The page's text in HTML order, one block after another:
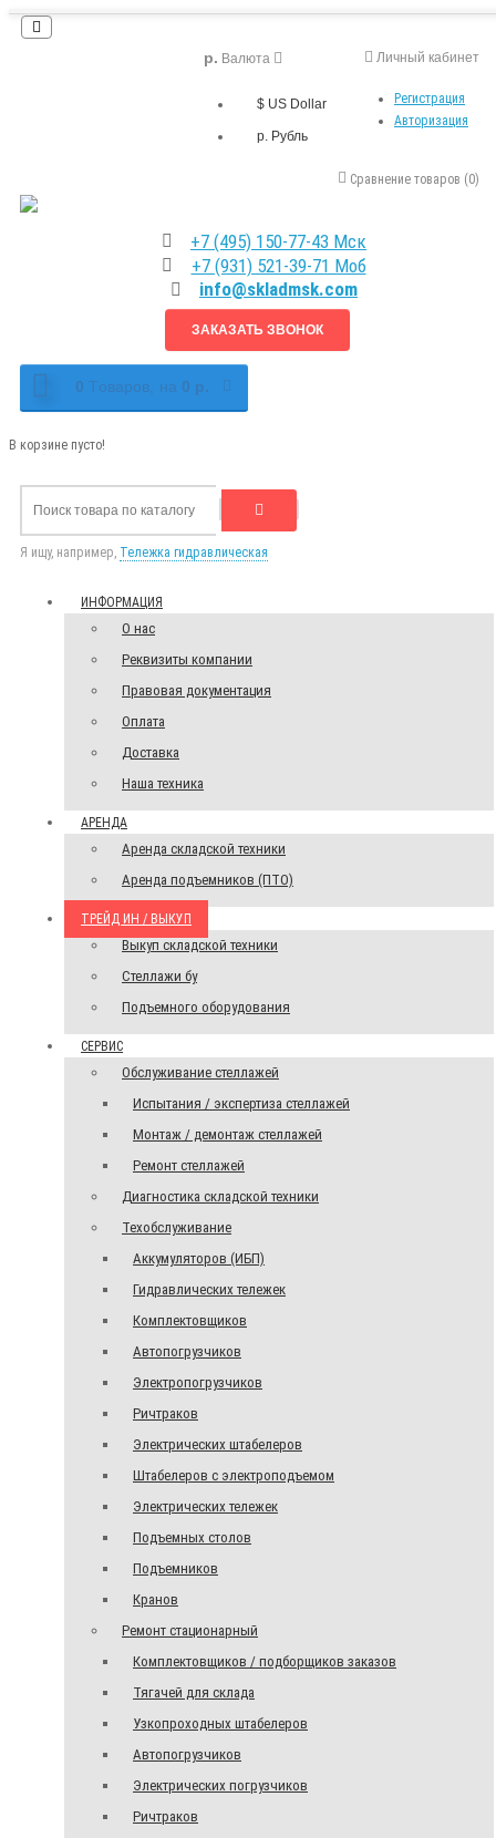
Личный кабинет
Регистрация
Авторизация
р. Валюта
$ US Dollar
р. Рубль
Сравнение товаров (0)
+7 (495) 150-77-43 Мск
+7 (931) 521-39-71 Моб
info@skladmsk.com
ЗАКАЗАТЬ ЗВОНОК
0 Tоваров, на 0 р.
В корзине пусто!
Я ищу, например, Тележка гидравлическая
ИНФОРМАЦИЯ
О нас
Реквизиты компании
Правовая документация
Оплата
Доставка
Наша техника
АРЕНДА
Аренда складской техники
Аренда подъемников (ПТО)
ТРЕЙД ИН / ВЫКУП
Выкуп складской техники
Стеллажи бу
Подъемного оборудования
СЕРВИС
Обслуживание стеллажей
Испытания / экспертиза стеллажей
Монтаж / демонтаж стеллажей
Ремонт стеллажей
Диагностика складской техники
Техобслуживание
Аккумуляторов (ИБП)
Гидравлических тележек
Комплектовщиков
Автопогрузчиков
Электропогрузчиков
Ричтраков
Электрических штабелеров
Штабелеров с электроподъемом
Электрических тележек
Подъемных столов
Подъемников
Кранов
Ремонт стационарный
Комплектовщиков / подборщиков заказов
Тягачей для склада
Узкопроходных штабелеров
Автопогрузчиков
Электрических погрузчиков
Ричтраков